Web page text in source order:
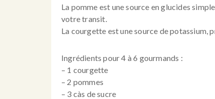
La pomme est une source en glucides
votre transit.
La courgette est une source de
Ingrédients pour 4 à 6 gourmands :
– 1 courgette
– 2 pommes
– 3 càs de sucre